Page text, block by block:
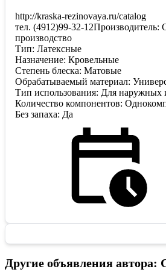
http://kraska-rezinovaya.ru/catalog
тел. (4912)99-32-12Производитель:
производство
Тип: Латексные
Назначение: Кровельные
Степень блеска: Матовые
Обрабатываемый материал:
Тип использования: Для наружных
Количество компонентов:
Без запаха: Да
Другие объявления